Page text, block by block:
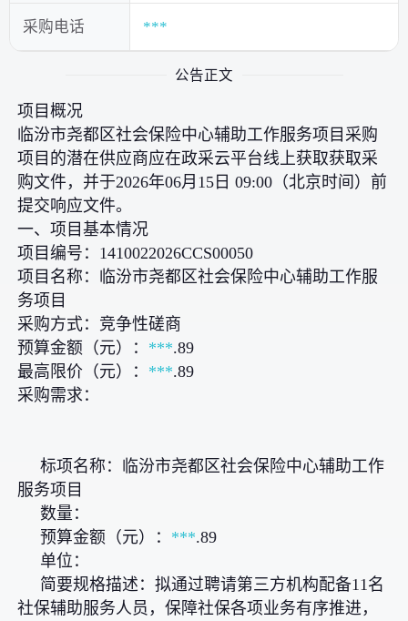
采购电话 ***
公告正文
项目概况
临汾市尧都区社会保险中心辅助工作服务项目采购
项目的潜在供应商应在政采云平台线上获取获取采
购文件，并于2026年06月15日 09:00（北京时间）前
提交响应文件。
一、项目基本情况
项目编号：1410022026CCS00050
项目名称：临汾市尧都区社会保险中心辅助工作服
务项目
采购方式：竞争性磋商
预算金额（元）： ***.89
最高限价（元）： ***.89
采购需求：
标项名称：临汾市尧都区社会保险中心辅助工作
服务项目
数量：
预算金额（元）： ***.89
单位：
简要规格描述：拟通过聘请第三方机构配备11名
社保辅助服务人员，保障社保各项业务有序推进，